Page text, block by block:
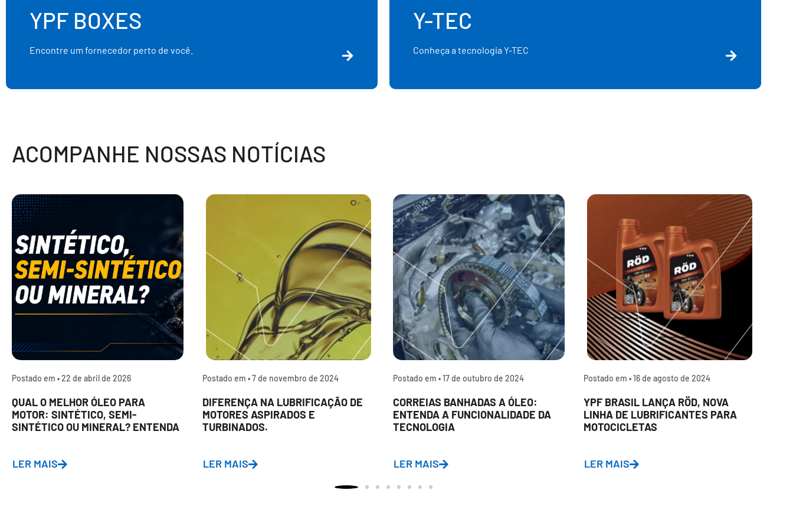
YPF BOXES
Encontre um fornecedor perto de você.
Y-TEC
Conheça a tecnologia Y-TEC
ACOMPANHE NOSSAS NOTÍCIAS
Postado em •22 de abril de 2026
QUAL O MELHOR ÓLEO PARA
MOTOR: SINTÉTICO, SEMI-
SINTÉTICO OU MINERAL? ENTENDA
LER MAIS
Postado em •7 de novembro de 2024
DIFERENÇA NA LUBRIFICAÇÃO DE
MOTORES ASPIRADOS E
TURBINADOS.
LER MAIS
Postado em •17 de outubro de 2024
CORREIAS BANHADAS A ÓLEO:
ENTENDA A FUNCIONALIDADE DA
TECNOLOGIA
LER MAIS
Postado em •16 de agosto de 2024
YPF BRASIL LANÇA RÖD, NOVA
LINHA DE LUBRIFICANTES PARA
MOTOCICLETAS
LER MAIS